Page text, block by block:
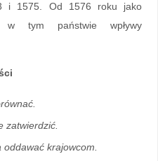
i 1575. Od 1576 roku jako
w tym państwie wpływy
zatwierdzić.
krajowcom.